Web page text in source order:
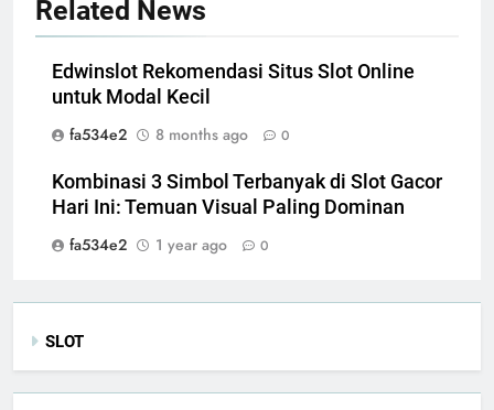
Related News
Edwinslot Rekomendasi Situs Slot Online
untuk Modal Kecil
fa534e2
8 months ago 0
Kombinasi 3 Simbol Terbanyak di Slot Gacor
Hari Ini: Temuan Visual Paling Dominan
fa534e2
1 year ago 0
SLOT